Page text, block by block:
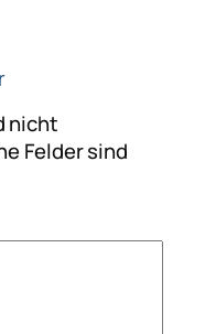
nicht
Felder sind